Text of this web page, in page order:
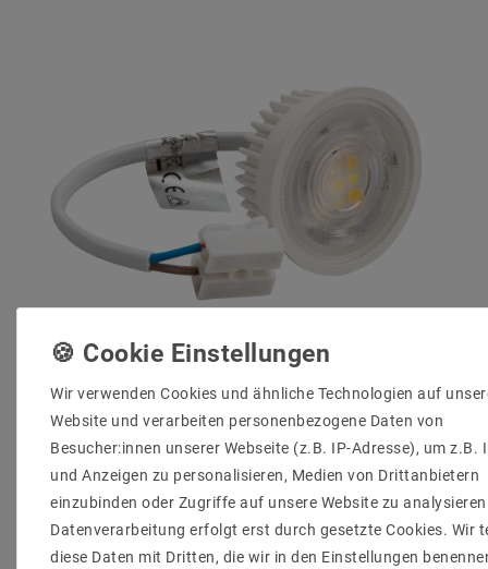
LED Modul 230V flach dimmbar CCT 5W D50-36
UVP 13,51 € 7,93 €
inkl. ges. MwSt. Versandkosten
Artikel anzeigen
Wir verwenden Cookies und ähnliche Technologien auf
Website und verarbeiten personenbezogene Daten von
Besucher:innen unserer Webseite (z.B. IP-Adresse), um z.B.
und Anzeigen zu personalisieren, Medien von Drittanbietern
einzubinden oder Zugriffe auf unsere Website zu
Datenverarbeitung erfolgt erst durch gesetzte Cookies. Wir
diese Daten mit Dritten, die wir in den Einstellungen